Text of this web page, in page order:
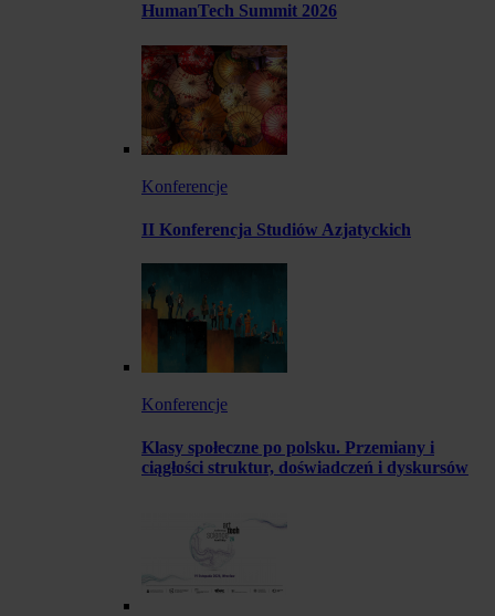
HumanTech Summit 2026
Konferencje
II Konferencja Studiów Azjatyckich
Konferencje
Klasy społeczne po polsku. Przemiany i
ciągłości struktur, doświadczeń i dyskursów